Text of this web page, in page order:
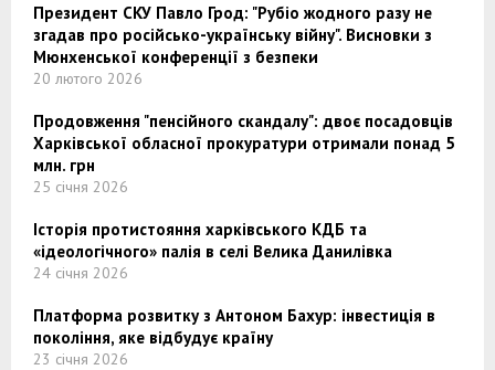
Президент СКУ Павло Грод: "Рубіо жодного разу не
згадав про російсько-українську війну". Висновки з
Мюнхенської конференції з безпеки
20 лютого 2026
Продовження "пенсійного скандалу": двоє посадовців
Харківської обласної прокуратури отримали понад 5
млн. грн
25 січня 2026
Історія протистояння харківського КДБ та
«ідеологічного» палія в селі Велика Данилівка
24 січня 2026
Платформа розвитку з Антоном Бахур: інвестиція в
покоління, яке відбудує країну
23 січня 2026